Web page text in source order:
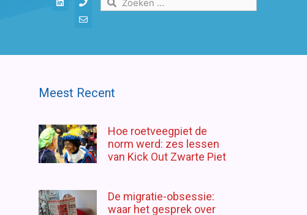
Meest Recent
Hoe roetveegpiet de
norm werd: zes lessen
van Kick Out Zwarte Piet
De migratie-obsessie:
waar het gesprek over